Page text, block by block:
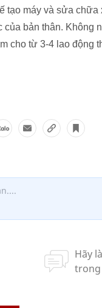
tạo máy và sửa
bản thân. Không
cho từ 3-4 lao động